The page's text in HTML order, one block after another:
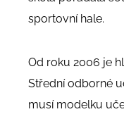
sportovní hale.
Od roku 2006 je
Střední odborné
musí modelku